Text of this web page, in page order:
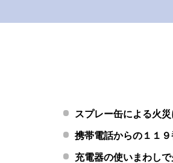
スプレー缶による火災
携帯電話からの１１
充電器の使いまわし